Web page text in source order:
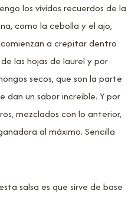
los vívidos recuerdos de la
como la cebolla y el ajo,
a crepitar dentro
las hojas de laurel y por
secos, que son la parte
un sabor increible. Y por
mezclados con lo anterior,
al máximo. Sencilla
salsa es que sirve de base